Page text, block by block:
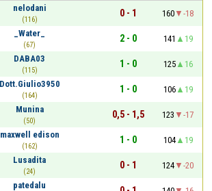
nelodani
(116)
0 - 1 160
-18
_Water_
(67)
2 - 0 141
19
DABA03
(115)
1 - 0 125
16
Dott.Giulio3950
(164)
1 - 0 106
19
Munina
(50)
0,5 - 1,5 123
-17
maxwell edison
(162)
1 - 0 104
19
Lusadita
(24)
0 - 1 124
-20
patedalu